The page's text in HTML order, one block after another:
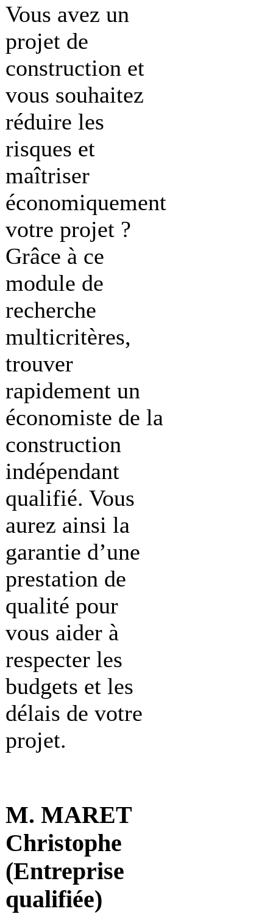
Vous avez un
projet de
construction et
vous souhaitez
réduire les
risques et
maîtriser
économiquement
votre projet ?
Grâce à ce
module de
recherche
multicritères,
trouver
rapidement un
économiste de la
construction
indépendant
qualifié. Vous
aurez ainsi la
garantie d’une
prestation de
qualité pour
vous aider à
respecter les
budgets et les
délais de votre
projet.
M. MARET
Christophe
(Entreprise
qualifiée)